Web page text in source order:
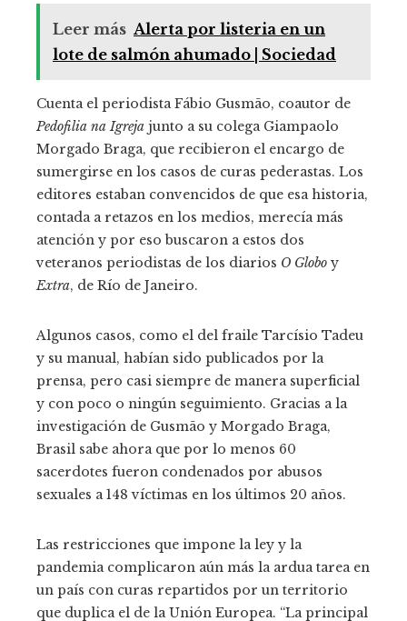
Leer más Alerta por listeria en un
lote de salmón ahumado | Sociedad
Cuenta el periodista Fábio Gusmão, coautor de
Pedofilia na Igreja junto a su colega Giampaolo
Morgado Braga, que recibieron el encargo de
sumergirse en los casos de curas pederastas. Los
editores estaban convencidos de que esa historia,
contada a retazos en los medios, merecía más
atención y por eso buscaron a estos dos
veteranos periodistas de los diarios O Globo y
Extra, de Río de Janeiro.
Algunos casos, como el del fraile Tarcísio Tadeu
y su manual, habían sido publicados por la
prensa, pero casi siempre de manera superficial
y con poco o ningún seguimiento. Gracias a la
investigación de Gusmão y Morgado Braga,
Brasil sabe ahora que por lo menos 60
sacerdotes fueron condenados por abusos
sexuales a 148 víctimas en los últimos 20 años.
Las restricciones que impone la ley y la
pandemia complicaron aún más la ardua tarea en
un país con curas repartidos por un territorio
que duplica el de la Unión Europea. “La principal